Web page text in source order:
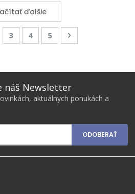
ďalšie
reading page
Page
3 Page
4 Page
5 Page
Nasledujúca
náš Newsletter
aktuálnych ponukách a
ODOBERAŤ